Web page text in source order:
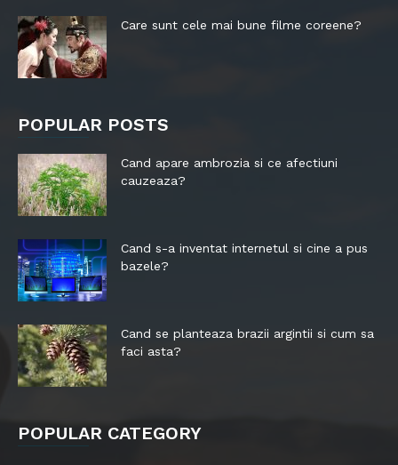
Care sunt cele mai bune filme coreene?
POPULAR POSTS
Cand apare ambrozia si ce afectiuni
cauzeaza?
Cand s-a inventat internetul si cine a pus
bazele?
Cand se planteaza brazii argintii si cum sa
faci asta?
POPULAR CATEGORY